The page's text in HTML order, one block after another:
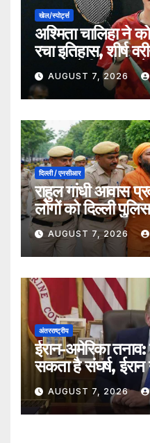
खेल/स्पोर्ट्स
अश्मिता चालिहा ने
रचा इतिहास, शीर्ष
हराकर सेमीफाइनल में
AUGUST 7, 2026
दिल्ली / एनसीआर
राहुल गांधी आवास
लोगों को दिल्ली
सुरक्षा व्यवस्था कड़ी
AUGUST 7, 2026
अंतरराष्ट्रीय
ईरान-अमेरिका
सकता है संघर्ष,
AUGUST 7, 2026